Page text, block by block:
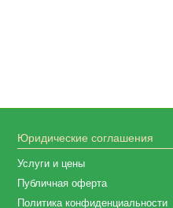
Юридические соглашения
Услуги и цены
Публичная оферта
Политика конфиденциальности